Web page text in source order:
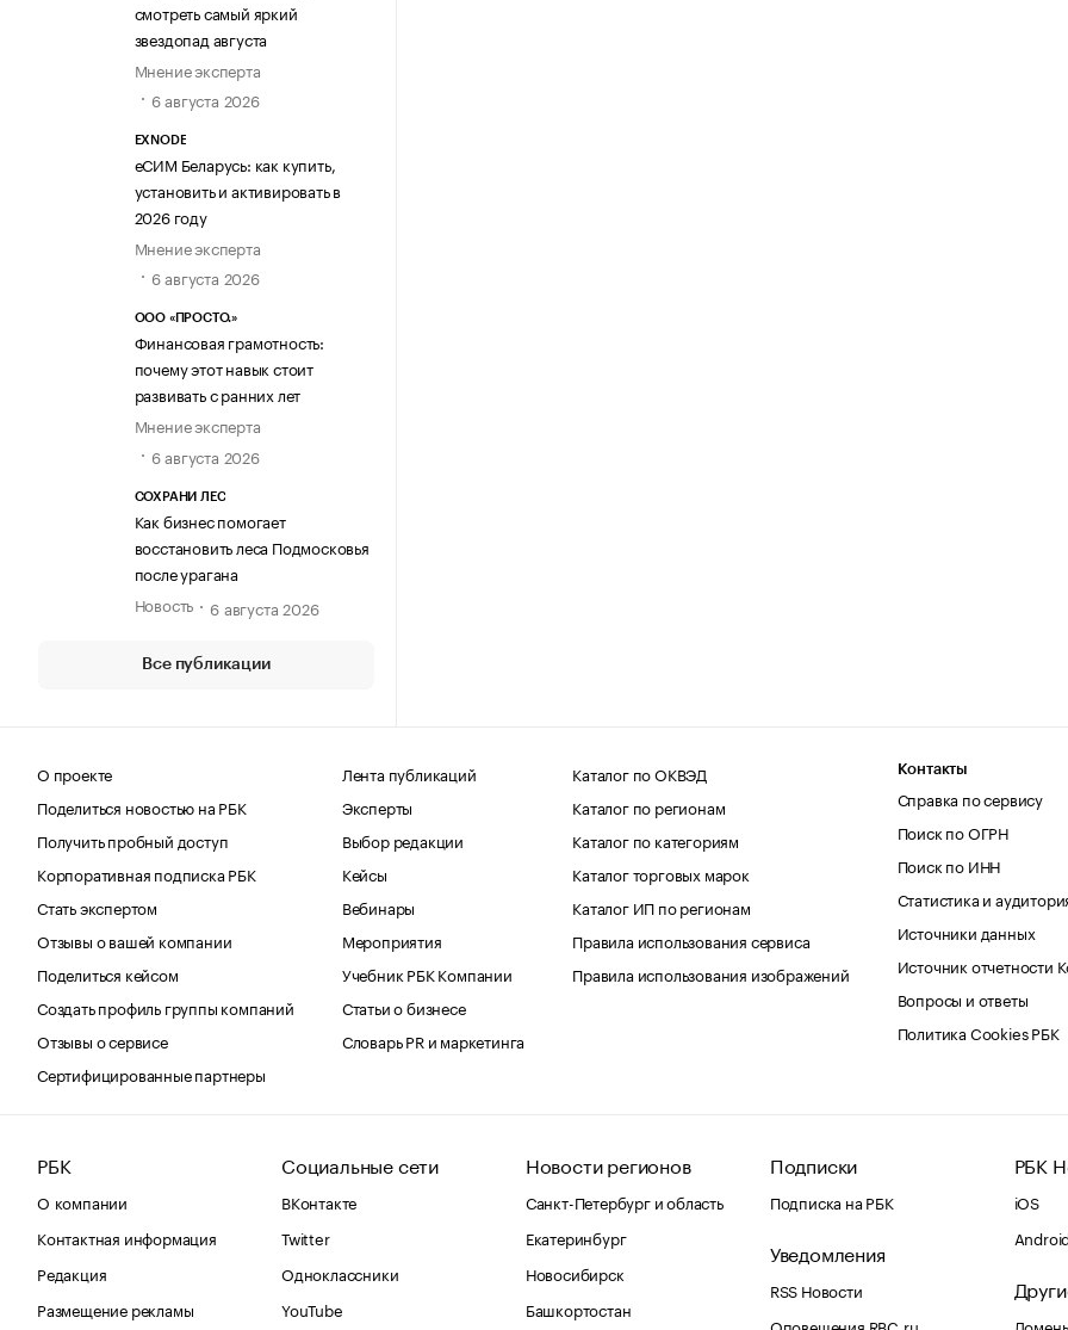
смотреть самый яркий
звездопад августа
Мнение эксперта
6 августа 2026
EXNODE
еСИМ Беларусь: как купить,
установить и активировать в
2026 году
Мнение эксперта
6 августа 2026
ООО «ПРОСТО.»
Финансовая грамотность:
почему этот навык стоит
развивать с ранних лет
Мнение эксперта
6 августа 2026
СОХРАНИ ЛЕС
Как бизнес помогает
восстановить леса Подмосковья
после урагана
Новость
6 августа 2026
Все публикации
О проекте
Поделиться новостью на РБК
Получить пробный доступ
Корпоративная подписка РБК
Стать экспертом
Отзывы о вашей компании
Поделиться кейсом
Создать профиль группы компаний
Отзывы о сервисе
Сертифицированные партнеры
Лента публикаций
Эксперты
Выбор редакции
Кейсы
Вебинары
Мероприятия
Учебник РБК Компании
Статьи о бизнесе
Словарь PR и маркетинга
Каталог по ОКВЭД
Каталог по регионам
Каталог по категориям
Каталог торговых марок
Каталог ИП по регионам
Правила использования сервиса
Правила использования изображений
Контакты
Справка по сервису
Поиск по ОГРН
Поиск по ИНН
Статистика и
Источники данных
Источник отчетности
Вопросы и ответы
Политика Cookies РБК
РБК
О компании
Контактная информация
Редакция
Размещение рекламы
Социальные сети
ВКонтакте
Twitter
Одноклассники
YouTube
Новости регионов
Санкт-Петербург и область
Екатеринбург
Новосибирск
Башкортостан
Подписки
Подписка на РБК
Уведомления
RSS Новости
Оповещения RBC.ru
РБК
iOS